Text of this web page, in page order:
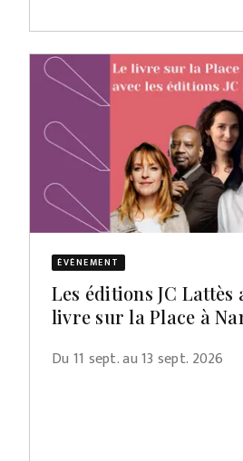
ÉVÈNEMENT
Les éditions JC Lattès
livre sur la Place à
Du 11 sept. au 13 sept. 2026